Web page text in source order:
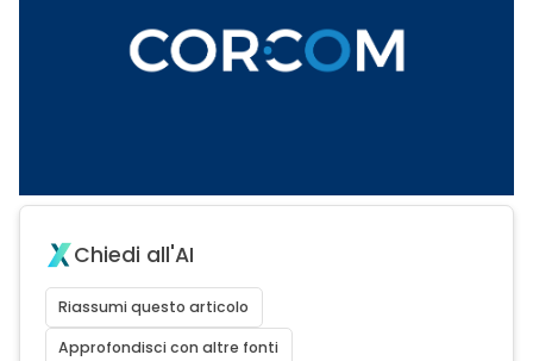
Chiedi all'AI
Riassumi questo articolo
Approfondisci con altre fonti